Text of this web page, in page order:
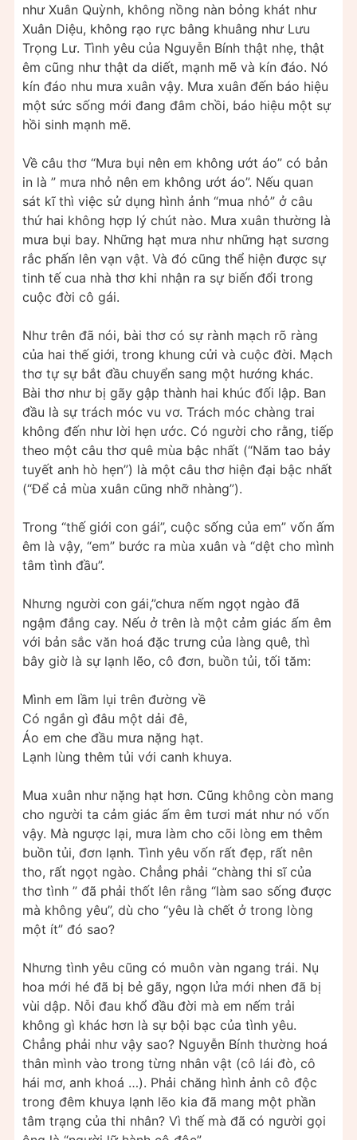
như Xuân Quỳnh, không nồng nàn bỏng khát như
Xuân Diệu, không rạo rực bâng khuâng như Lưu
Trọng Lư. Tình yêu của Nguyễn Bính thật nhẹ, thật
êm cũng như thật da diết, mạnh mẽ và kín đáo. Nó
kín đáo nhu mưa xuân vậy. Mưa xuân đến báo hiệu
một sức sống mới đang đâm chồi, báo hiệu một sự
hồi sinh mạnh mẽ.
Về câu thơ “Mưa bụi nên em không ướt áo” có bản
in là ” mưa nhỏ nên em không ướt áo”. Nếu quan
sát kĩ thì việc sử dụng hình ảnh “mua nhỏ” ở câu
thứ hai không hợp lý chút nào. Mưa xuân thường là
mưa bụi bay. Những hạt mưa như những hạt sương
rắc phấn lên vạn vật. Và đó cũng thể hiện được sự
tinh tế cua nhà thơ khi nhận ra sự biến đổi trong
cuộc đời cô gái.
Như trên đã nói, bài thơ có sự rành mạch rõ ràng
của hai thế giới, trong khung cửi và cuộc đời. Mạch
thơ tự sự bắt đầu chuyển sang một hướng khác.
Bài thơ như bị gãy gập thành hai khúc đối lập. Ban
đầu là sự trách móc vu vơ. Trách móc chàng trai
không đến như lời hẹn ước. Có người cho rằng, tiếp
theo một câu thơ quê mùa bậc nhất (“Năm tao bảy
tuyết anh hò hẹn”) là một câu thơ hiện đại bậc nhất
(“Để cả mùa xuân cũng nhỡ nhàng”).
Trong “thế giới con gái”, cuộc sống của em” vốn ấm
êm là vậy, “em” bước ra mùa xuân và “dệt cho mình
tâm tình đầu”.
Nhưng người con gái,”chưa nếm ngọt ngào đã
ngậm đắng cay. Nếu ở trên là một cảm giác ấm êm
với bản sắc văn hoá đặc trưng của làng quê, thì
bây giờ là sự lạnh lẽo, cô đơn, buồn tủi, tối tăm:
Mình em lầm lụi trên đường về
Có ngắn gì đâu một dải đê,
Áo em che đầu mưa nặng hạt.
Lạnh lùng thêm tủi với canh khuya.
Mua xuân như nặng hạt hơn. Cũng không còn mang
cho người ta cảm giác ấm êm tươi mát như nó vốn
vậy. Mà ngược lại, mưa làm cho cõi lòng em thêm
buồn tủi, đơn lạnh. Tình yêu vốn rất đẹp, rất nên
tho, rất ngọt ngào. Chẳng phải “chàng thi sĩ của
thơ tình ” đã phải thốt lên rằng “làm sao sống được
mà không yêu”, dù cho “yêu là chết ở trong lòng
một ít” đó sao?
Nhưng tình yêu cũng có muôn vàn ngang trái. Nụ
hoa mới hé đã bị bẻ gãy, ngọn lửa mới nhen đã bị
vùi dập. Nỗi đau khổ đầu đời mà em nếm trải
không gì khác hơn là sự bội bạc của tình yêu.
Chẳng phải như vậy sao? Nguyễn Bính thường hoá
thân mình vào trong từng nhân vật (cô lái đò, cô
hái mơ, anh khoá …). Phải chăng hình ảnh cô độc
trong đêm khuya lạnh lẽo kia đã mang một phần
tâm trạng của thi nhân? Vì thế mà đã có người gọi